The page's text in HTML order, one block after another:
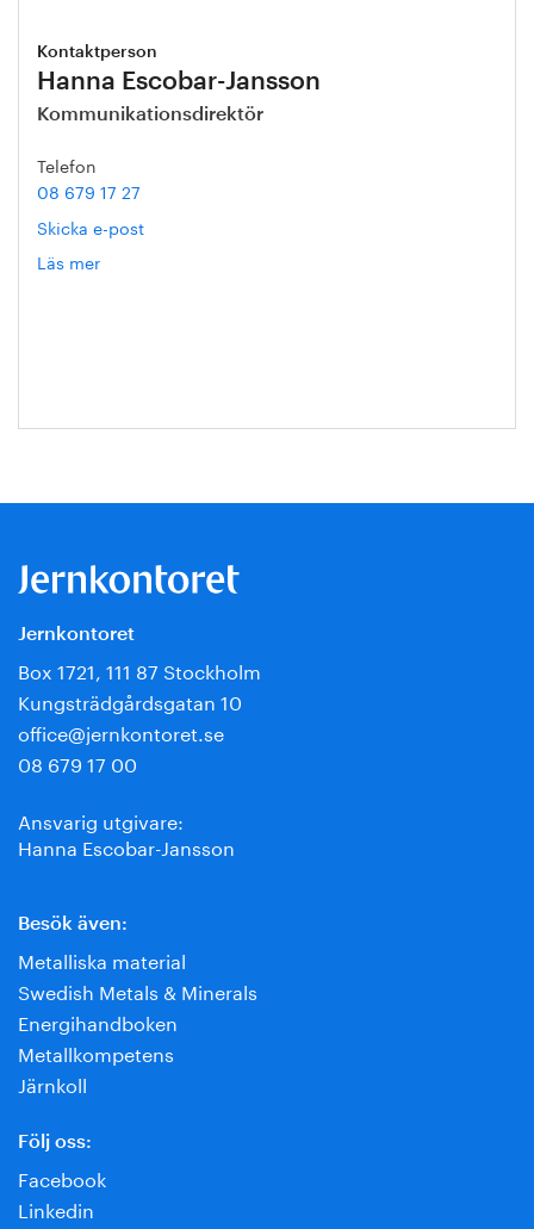
Kontaktperson
Hanna Escobar-Jansson
Kommunikationsdirektör
Telefon
08 679 17 27
Skicka e-post
Läs mer
Jernkontoret
Box 1721, 111 87 Stockholm
Kungsträdgårdsgatan 10
office@jernkontoret.se
08 679 17 00
Ansvarig utgivare:
Hanna Escobar-Jansson
Besök även:
Metalliska material
Swedish Metals & Minerals
Energihandboken
Metallkompetens
Järnkoll
Följ oss:
Facebook
Linkedin